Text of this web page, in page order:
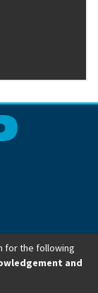
for the following
and